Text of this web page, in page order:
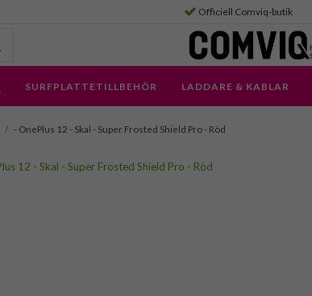
Officiell Comviq-butik
SURFPLATTETILLBEHÖR LADDARE & KABLAR
/ - OnePlus 12 - Skal - Super Frosted Shield Pro - Röd